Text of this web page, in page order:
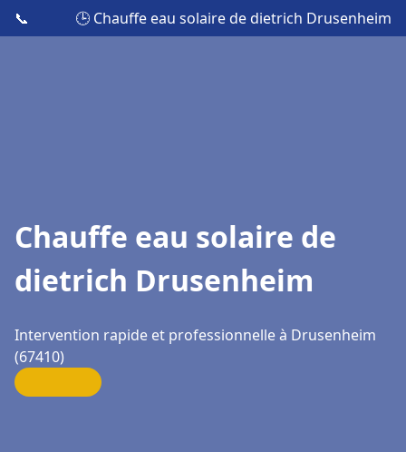
📞 🕒 Chauffe eau solaire de dietrich Drusenheim
Chauffe eau solaire de
dietrich Drusenheim
Intervention rapide et professionnelle à Drusenheim
(67410)